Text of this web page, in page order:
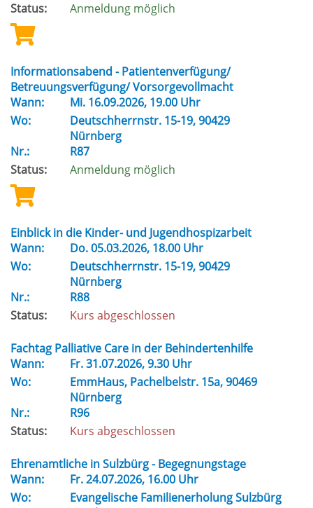
Status:
Anmeldung möglich
Informationsabend - Patientenverfügung/
Betreuungsverfügung/ Vorsorgevollmacht
Wann:
Mi. 16.09.2026, 19.00 Uhr
Wo:
Deutschherrnstr. 15-19, 90429
Nürnberg
Nr.:
R87
Status:
Anmeldung möglich
Einblick in die Kinder- und Jugendhospizarbeit
Wann:
Do.05.03.2026, 18.00 Uhr
Wo:
Deutschherrnstr. 15-19, 90429
Nürnberg
Nr.:
R88
Status:
Kurs abgeschlossen
Fachtag Palliative Care in der Behindertenhilfe
Wann:
Fr.31.07.2026, 9.30 Uhr
Wo:
EmmHaus, Pachelbelstr. 15a, 90469
Nürnberg
Nr.:
R96
Status:
Kurs abgeschlossen
Ehrenamtliche in Sulzbürg - Begegnungstage
Wann:
Fr.24.07.2026, 16.00 Uhr
Wo:
Evangelische Familienerholung Sulzbürg